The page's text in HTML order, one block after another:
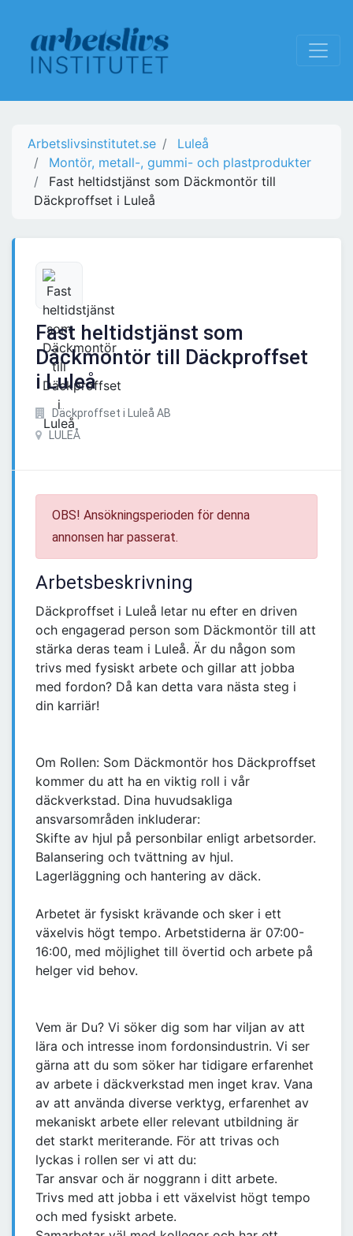
Arbetslivsinstitutet.se
Luleå
Montör, metall-, gummi- och plastprodukter
Fast heltidstjänst som Däckmontör till
Däckproffset i Luleå
Fast heltidstjänst som
Däckmontör till Däckproffset
i Luleå
Däckproffset i Luleå AB
LULEÅ
OBS! Ansökningsperioden för denna
annonsen har passerat.
Arbetsbeskrivning
Däckproffset i Luleå letar nu efter en driven
och engagerad person som Däckmontör till att
stärka deras team i Luleå. Är du någon som
trivs med fysiskt arbete och gillar att jobba
med fordon? Då kan detta vara nästa steg i
din karriär!
Om Rollen: Som Däckmontör hos Däckproffset
kommer du att ha en viktig roll i vår
däckverkstad. Dina huvudsakliga
ansvarsområden inkluderar:
Skifte av hjul på personbilar enligt arbetsorder.
Balansering och tvättning av hjul.
Lagerläggning och hantering av däck.
Arbetet är fysiskt krävande och sker i ett
växelvis högt tempo. Arbetstiderna är 07:00-
16:00, med möjlighet till övertid och arbete på
helger vid behov.
Vem är Du? Vi söker dig som har viljan av att
lära och intresse inom fordonsindustrin. Vi ser
gärna att du som söker har tidigare erfarenhet
av arbete i däckverkstad men inget krav. Vana
av att använda diverse verktyg, erfarenhet av
mekaniskt arbete eller relevant utbildning är
det starkt meriterande. För att trivas och
lyckas i rollen ser vi att du:
Tar ansvar och är noggrann i ditt arbete.
Trivs med att jobba i ett växelvist högt tempo
och med fysiskt arbete.